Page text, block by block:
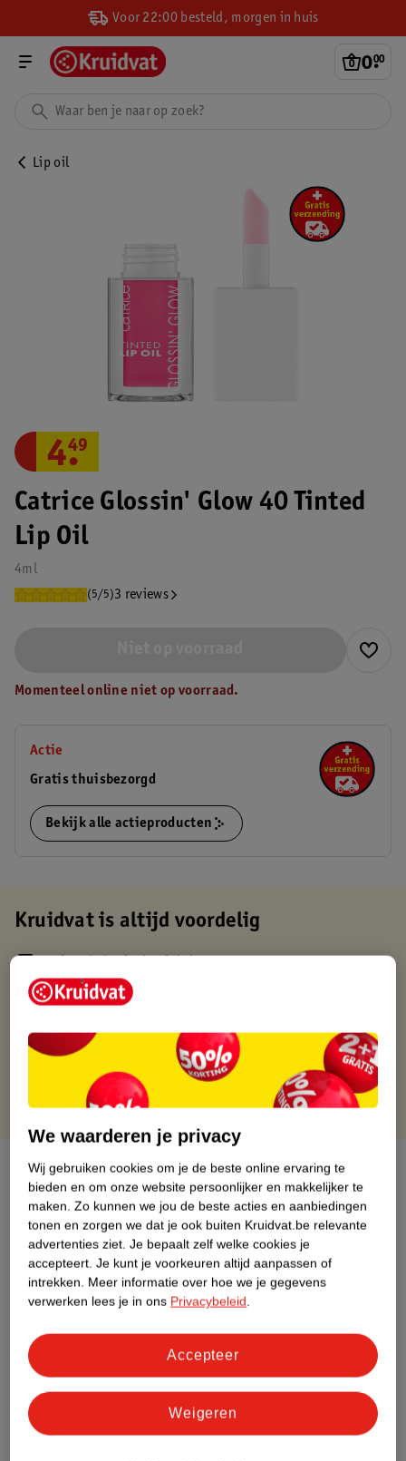
Voor 22:00 besteld, morgen in huis
0.
00
Lip oil
Catrice Glossin' Glow 40 Tinted
Lip Oil
4ml
(5/5)3 reviews
4.
49
Momenteel online niet op voorraad.
Actie
Gratis thuisbezorgd
Bekijk alle actieproducten
Kruidvat is altijd voordelig
Op werkdagen voor 22:00 uur besteld, volgende dag in huis
Gratis thuisbezorgd vanaf 50.00
Gratis punten met je Kruidvat kaart
Over dit product
Productinformatie
Etiketinformatie
Impact Score.
We waarderen je privacy
Wij gebruiken cookies om je de beste online ervaring te
bieden en om onze website persoonlijker en makkelijker te
maken. Zo kunnen we jou de beste acties en aanbiedingen
tonen en zorgen we dat je ook buiten Kruidvat.be relevante
advertenties ziet. Je bepaalt zelf welke cookies je
accepteert. Je kunt je voorkeuren altijd aanpassen of
intrekken. Meer informatie over hoe we je gegevens
verwerken lees je in ons Privacybeleid.
Weigeren
Accepteer